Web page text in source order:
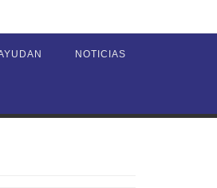
NOTICIAS